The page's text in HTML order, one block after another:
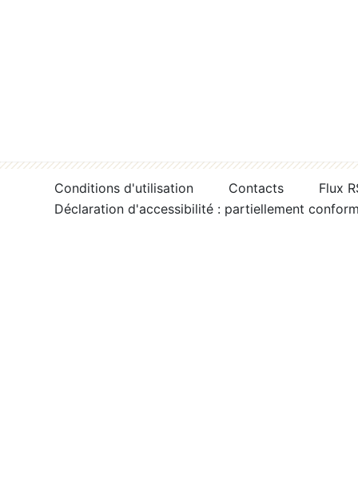
Conditions d'utilisation Contacts
Flux
Déclaration d'accessibilité : partiellement